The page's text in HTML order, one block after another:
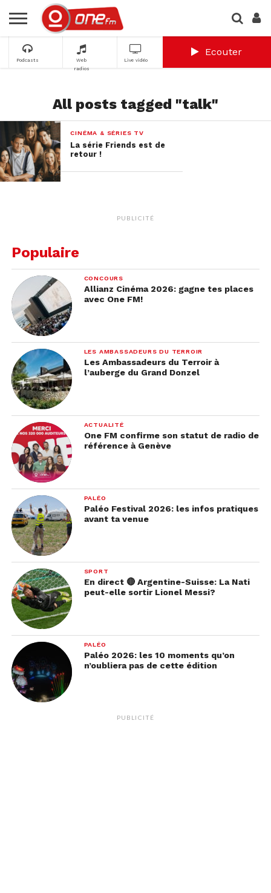
Podcasts
Web
radios
Live vidéo
Ecouter
All posts tagged "talk"
CINÉMA & SÉRIES TV
La série Friends est de
retour !
PUBLICITÉ
Populaire
CONCOURS
Allianz Cinéma 2026: gagne tes places
avec One FM!
LES AMBASSADEURS DU TERROIR
Les Ambassadeurs du Terroir à
l’auberge du Grand Donzel
ACTUALITÉ
One FM confirme son statut de radio de
référence à Genève
PALÉO
Paléo Festival 2026: les infos pratiques
avant ta venue
SPORT
En direct 🔴 Argentine-Suisse: La Nati
peut-elle sortir Lionel Messi?
PALÉO
Paléo 2026: les 10 moments qu’on
n’oubliera pas de cette édition
PUBLICITÉ